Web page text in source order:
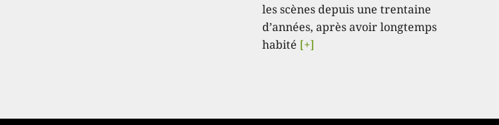
les scènes depuis une trentaine
d’années, après avoir longtemps
habité [+]